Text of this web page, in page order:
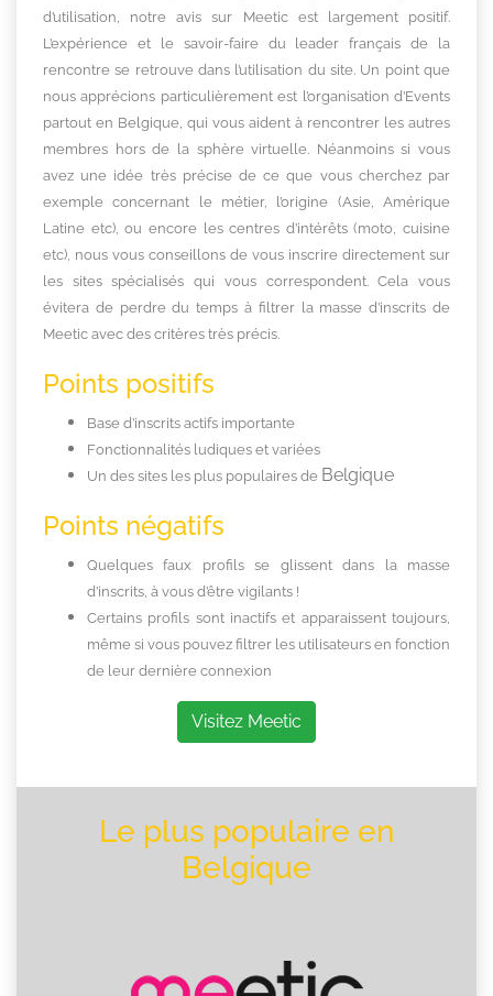
d’utilisation, notre avis sur Meetic est largement positif.
L’expérience et le savoir-faire du leader français de la
rencontre se retrouve dans l’utilisation du site. Un point que
nous apprécions particulièrement est l’organisation d’Events
partout en Belgique , qui vous aident à rencontrer les autres
membres hors de la sphère virtuelle. Néanmoins si vous
avez une idée très précise de ce que vous cherchez par
exemple concernant le métier, l’origine (Asie, Amérique
Latine etc), ou encore les centres d’intérêts (moto, cuisine
etc), nous vous conseillons de vous inscrire directement sur
les sites spécialisés qui vous correspondent. Cela vous
évitera de perdre du temps à filtrer la masse d’inscrits de
Meetic avec des critères très précis.
Points positifs
Base d’inscrits actifs importante
Fonctionnalités ludiques et variées
Un des sites les plus populaires de Belgique
Points négatifs
Quelques faux profils se glissent dans la masse
d’inscrits, à vous d’être vigilants !
Certains profils sont inactifs et apparaissent toujours,
même si vous pouvez filtrer les utilisateurs en fonction
de leur dernière connexion
Visitez Meetic
Le plus populaire en
Belgique